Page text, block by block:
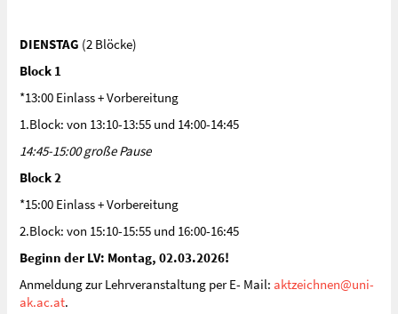
DIENSTAG (2 Blöcke)
Block 1
*13:00 Einlass + Vorbereitung
1.Block: von 13:10-13:55 und 14:00-14:45
14:45-15:00 große Pause
Block 2
*15:00 Einlass + Vorbereitung
2.Block: von 15:10-15:55 und 16:00-16:45
Beginn der LV: Montag, 02.03.2026!
Anmeldung zur Lehrveranstaltung per E- Mail: aktzeichnen@uni-
ak.ac.at.